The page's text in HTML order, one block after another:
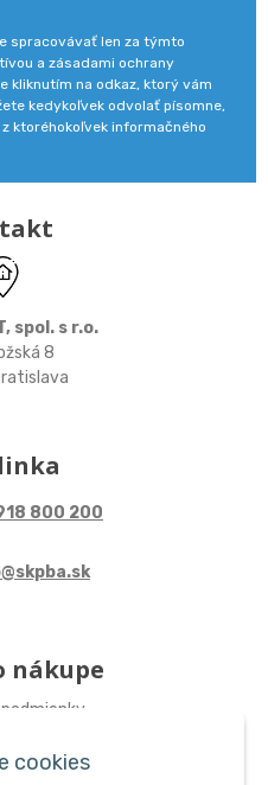
cookies
spracovávať len za týmto
a zásadami ochrany
kliknutím na odkaz, ktorý vám
kedykoľvek odvolať písomne,
ktoréhokoľvek informačného
spol. s r.o.
8
800 200
nákupe